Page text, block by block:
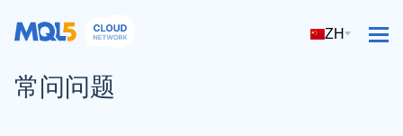
ZH
常问问题